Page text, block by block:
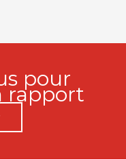
pour
rapport